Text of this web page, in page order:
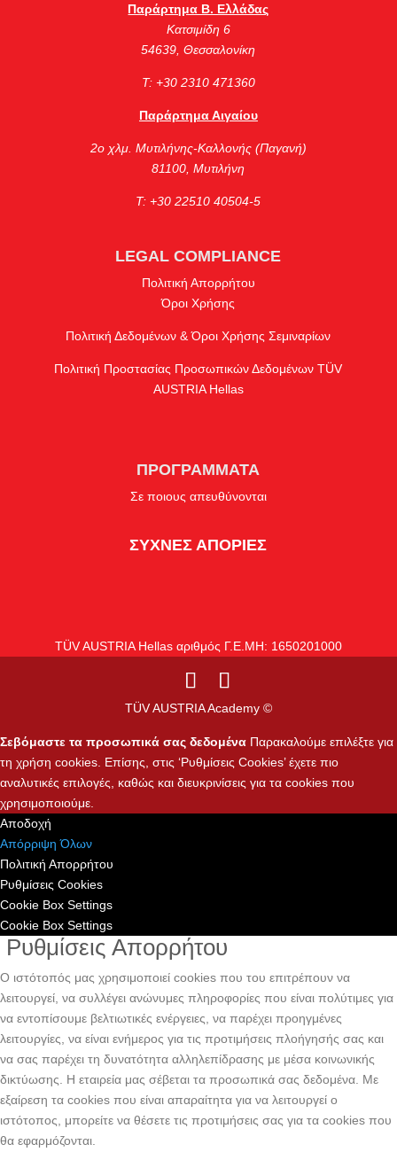
Παράρτημα Β. Ελλάδας
Κατσιμίδη 6
54639, Θεσσαλονίκη
Τ: +30 2310 471360
Παράρτημα Αιγαίου
2ο χλμ. Μυτιλήνης-Καλλονής (Παγανή)
81100, Μυτιλήνη
Τ: +30 22510 40504-5
LEGAL COMPLIANCE
Πολιτική Απορρήτου
Όροι Χρήσης
Πολιτική Δεδομένων & Όροι Χρήσης Σεμιναρίων
Πολιτική Προστασίας Προσωπικών Δεδομένων TÜV
AUSTRIA Hellas
ΠΡΟΓΡΑΜΜΑΤΑ
Σε ποιους απευθύνονται
ΣΥΧΝΕΣ ΑΠΟΡΙΕΣ
TÜV AUSTRIA Hellas αριθμός Γ.Ε.ΜΗ: 1650201000
TÜV AUSTRIA Academy ©
Σεβόμαστε τα προσωπικά σας δεδομένα Παρακαλούμε επιλέξτε για
τη χρήση cookies. Επίσης, στις ‘Ρυθμίσεις Cookies’ έχετε πιο
αναλυτικές επιλογές, καθώς και διευκρινίσεις για τα cookies που
χρησιμοποιούμε.
Αποδοχή
Απόρριψη Όλων
Πολιτική Απορρήτου
Ρυθμίσεις Cookies
Cookie Box Settings
Cookie Box Settings
Ρυθμίσεις Απορρήτου
Ο ιστότοπός μας χρησιμοποιεί cookies που του επιτρέπουν να
λειτουργεί, να συλλέγει ανώνυμες πληροφορίες που είναι πολύτιμες για
να εντοπίσουμε βελτιωτικές ενέργειες, να παρέχει προηγμένες
λειτουργίες, να είναι ενήμερος για τις προτιμήσεις πλοήγησής σας και
να σας παρέχει τη δυνατότητα αλληλεπίδρασης με μέσα κοινωνικής
δικτύωσης. H εταιρεία μας σέβεται τα προσωπικά σας δεδομένα. Με
εξαίρεση τα cookies που είναι απαραίτητα για να λειτουργεί ο
ιστότοπος, μπορείτε να θέσετε τις προτιμήσεις σας για τα cookies που
θα εφαρμόζονται.